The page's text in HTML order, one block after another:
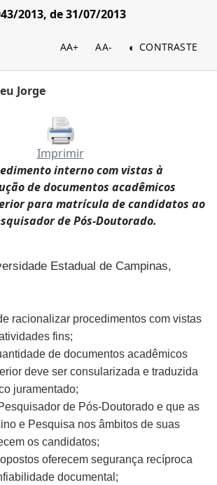
2013, de 31/07/2013
AA+ AA- CONTRASTE
Jorge
Imprimir
interno com vistas à
de documentos acadêmicos
para matrícula de candidatos ao
de Pós-Doutorado.
Estadual de Campinas,
racionalizar procedimentos com vistas
fins;
de documentos acadêmicos
deve ser consularizada e traduzida
juramentado;
de Pós-Doutorado e que as
e Pesquisa nos âmbitos de suas
os candidatos;
oferecem segurança recíproca
documental;